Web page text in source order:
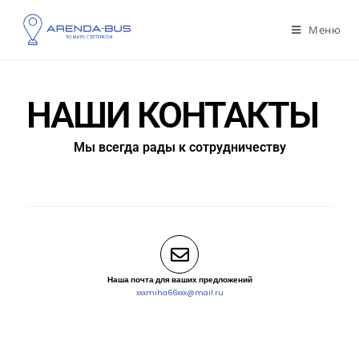
Меню
НАШИ КОНТАКТЫ
Мы всегда рады к сотрудничеству
Наша почта для ваших предложений
xxxmiha66xxx@mail.ru